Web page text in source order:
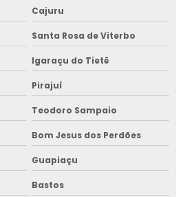
Cajuru
Santa Rosa de Viterbo
Igaraçu do Tietê
Pirajuí
Teodoro Sampaio
Bom Jesus dos Perdões
Guapiaçu
Bastos